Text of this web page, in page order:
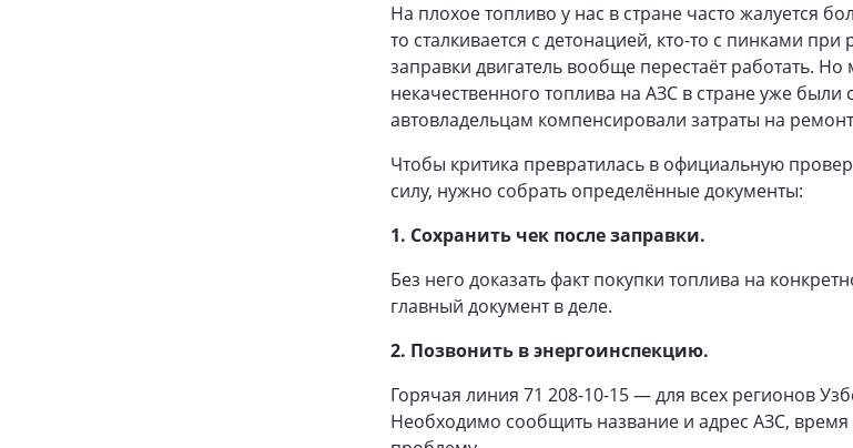
На плохое топливо у нас в стране часто жалуется
то сталкивается с детонацией, кто-то с пинками при
заправки двигатель вообще перестаёт работать. Но
некачественного топлива на АЗС в стране уже были
автовладельцам компенсировали затраты на
Чтобы критика превратилась в официальную
силу, нужно собрать определённые документы:
1. Сохранить чек после заправки.
Без него доказать факт покупки топлива на
главный документ в деле.
2. Позвонить в энергоинспекцию.
Горячая линия 71 208-10-15 — для всех регионов
Необходимо сообщить название и адрес АЗС, время